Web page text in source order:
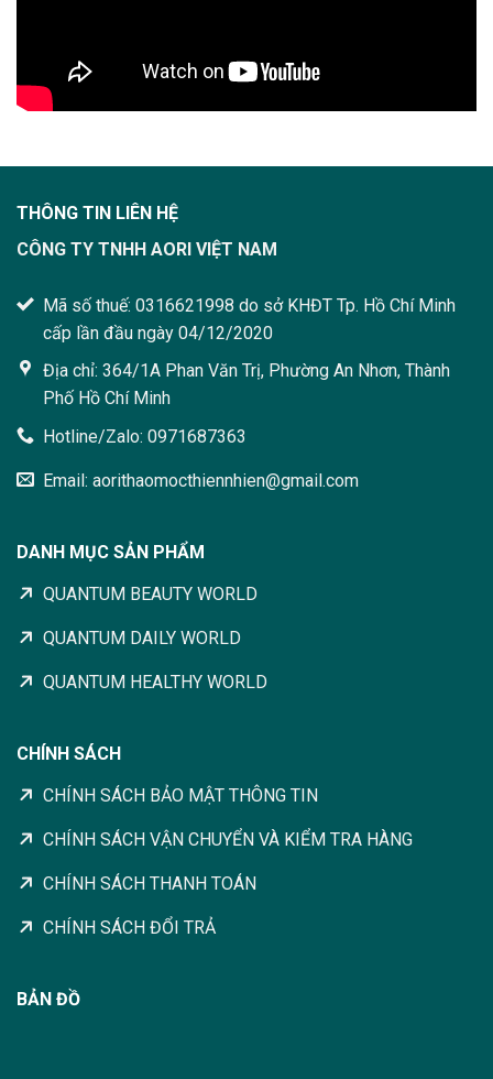
THÔNG TIN LIÊN HỆ
CÔNG TY TNHH AORI VIỆT NAM
Mã số thuế: 0316621998 do sở KHĐT Tp. Hồ Chí Minh
cấp lần đầu ngày 04/12/2020
Địa chỉ: 364/1A Phan Văn Trị, Phường An Nhơn, Thành
Phố Hồ Chí Minh
Hotline/Zalo: 0971687363
Email: aorithaomocthiennhien@gmail.com
DANH MỤC SẢN PHẨM
QUANTUM BEAUTY WORLD
QUANTUM DAILY WORLD
QUANTUM HEALTHY WORLD
CHÍNH SÁCH
CHÍNH SÁCH BẢO MẬT THÔNG TIN
CHÍNH SÁCH VẬN CHUYỂN VÀ KIỂM TRA HÀNG
CHÍNH SÁCH THANH TOÁN
CHÍNH SÁCH ĐỔI TRẢ
BẢN ĐỒ